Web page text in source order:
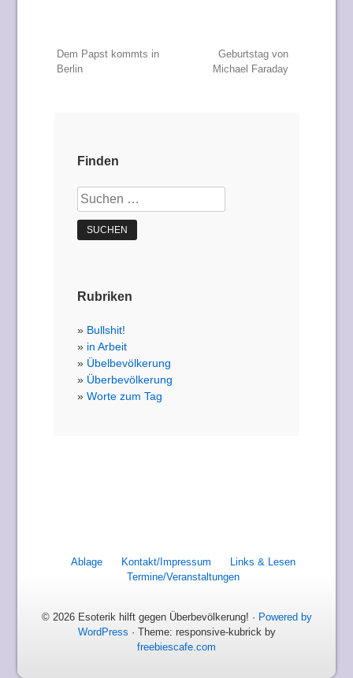
Beitragsnavigation
Dem Papst kommts in
Berlin
Geburtstag von
Michael Faraday
Finden
Suchen
nach:
Rubriken
Bullshit!
in Arbeit
Übelbevölkerung
Überbevölkerung
Worte zum Tag
Ablage Kontakt/Impressum
Links & Lesen
Termine/Veranstaltungen
© 2026 Esoterik hilft gegen Überbevölkerung! · Powered by
WordPress · Theme: responsive-kubrick by
freebiescafe.com